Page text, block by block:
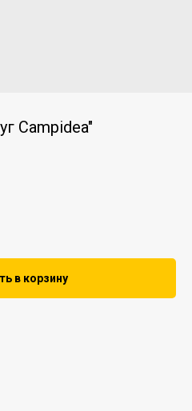
Campidea"
в корзину